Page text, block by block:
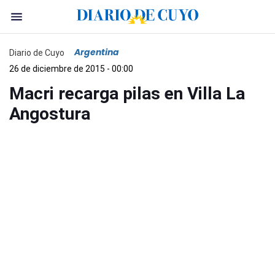
Diario de Cuyo Argentina
26 de diciembre de 2015 - 00:00
Macri recarga pilas en Villa La
Angostura